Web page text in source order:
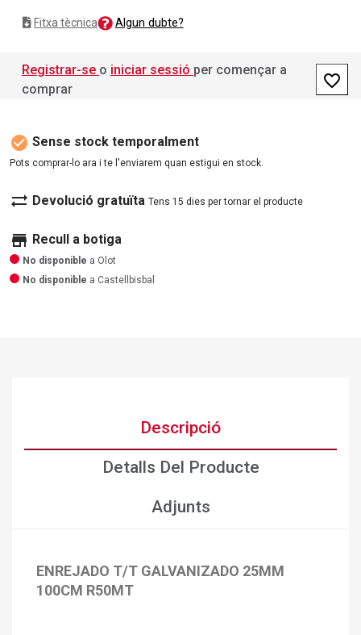
Crear una llista de desitjos
Connectar-se
Fitxa tècnica Algun dubte?
Registrar-se o iniciar sessió per començar a
comprar
favorite_border
check_circle Sense stock temporalment
Pots comprar-lo ara i te l'enviarem quan estigui en stock.
sync_alt Devolució gratuïta Tens 15 dies per tornar el producte
store Recull a botiga
No disponible a Olot
No disponible a Castellbisbal
Descripció
Detalls Del Producte
Adjunts
ENREJADO T/T GALVANIZADO 25MM
100CM R50MT